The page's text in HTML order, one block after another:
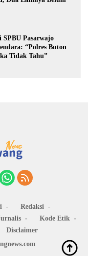
Pasarwajo
“Polres Buton
Tidak Tahu”
Redaksi
Kode Etik
Disclaimer